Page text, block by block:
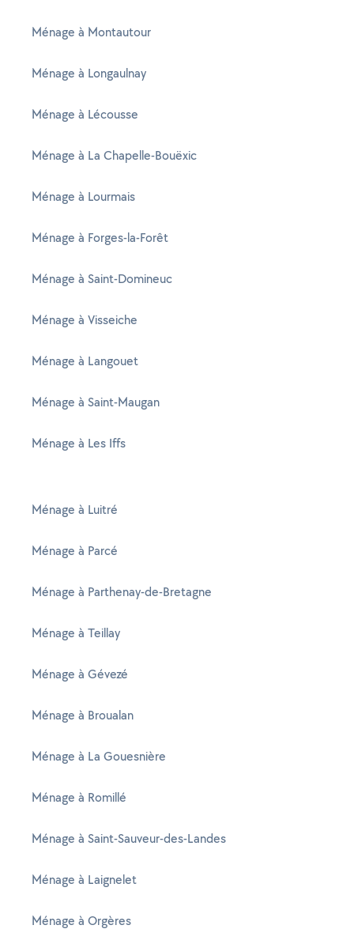
Ménage à Montautour
Ménage à Longaulnay
Ménage à Lécousse
Ménage à La Chapelle-Bouëxic
Ménage à Lourmais
Ménage à Forges-la-Forêt
Ménage à Saint-Domineuc
Ménage à Visseiche
Ménage à Langouet
Ménage à Saint-Maugan
Ménage à Les Iffs
Ménage à Luitré
Ménage à Parcé
Ménage à Parthenay-de-Bretagne
Ménage à Teillay
Ménage à Gévezé
Ménage à Broualan
Ménage à La Gouesnière
Ménage à Romillé
Ménage à Saint-Sauveur-des-Landes
Ménage à Laignelet
Ménage à Orgères